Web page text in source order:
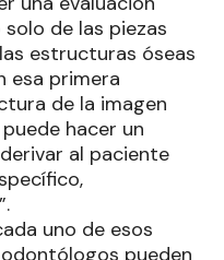
de las piezas
estructuras óseas
esa primera
de la imagen
hacer un
al paciente
uno de esos
pueden